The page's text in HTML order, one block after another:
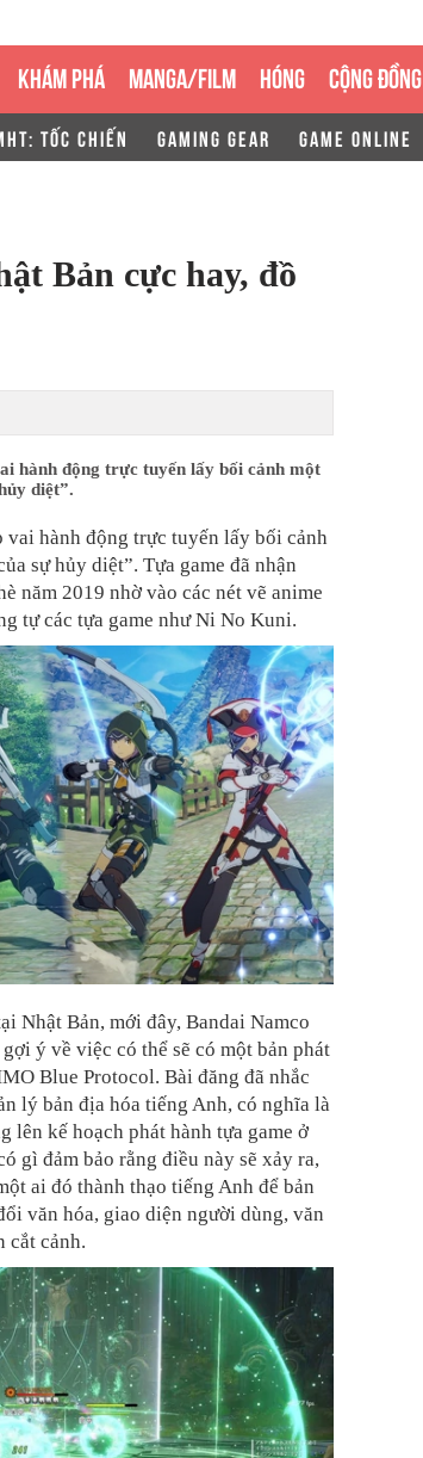
KHÁM PHÁ MANGA/FILM HÓNG CỘNG ĐỒNG
TỐC CHIẾN GAMING GEAR GAME ONLINE
Bản cực hay, đồ
hành động trực tuyến lấy bối cảnh một
diệt”.
vai hành động trực tuyến lấy bối cảnh
sự hủy diệt”. Tựa game đã nhận
năm 2019 nhờ vào các nét vẽ anime
tự các tựa game như Ni No Kuni.
Nhật Bản, mới đây, Bandai Namco
ý về việc có thể sẽ có một bản phát
Blue Protocol. Bài đăng đã nhắc
lý bản địa hóa tiếng Anh, có nghĩa là
lên kế hoạch phát hành tựa game ở
gì đảm bảo rằng điều này sẽ xảy ra,
ai đó thành thạo tiếng Anh để bản
văn hóa, giao diện người dùng, văn
cắt cảnh.